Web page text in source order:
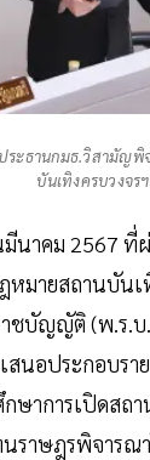
ะธานกมธ.วิสามัญพิ
บันเทิงครบวงจรฯ
มีนาคม 2567 ที่
หมายสถานบันเ
าชบัญญัติ (พ.ร.
สนอประกอบร
ษาการเปิดสถา
ราษฎรพิจารณ